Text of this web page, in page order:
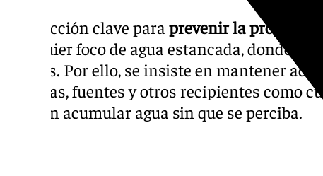
Otra acción clave para prevenir la
cualquier foco de agua estancada, donde
huevos. Por ello, se insiste en mantener
albercas, fuentes y otros recipientes como
puedan acumular agua sin que se perciba.